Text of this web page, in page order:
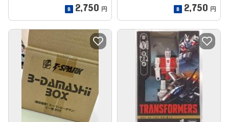
2,750 円 2,750 円